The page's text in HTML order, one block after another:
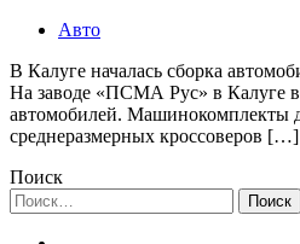
Авто
В Калуге началась сборка
На заводе «ПСМА Рус» в Калуге
автомобилей. Машинокомплекты
среднеразмерных кроссоверов […]
Поиск
Найти: